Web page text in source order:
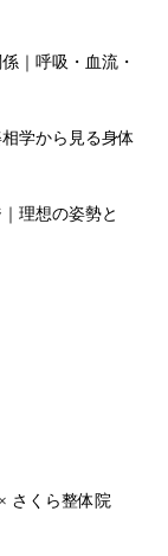
｜呼吸・血流・
学から見る身体
理想の姿勢と
さくら整体院